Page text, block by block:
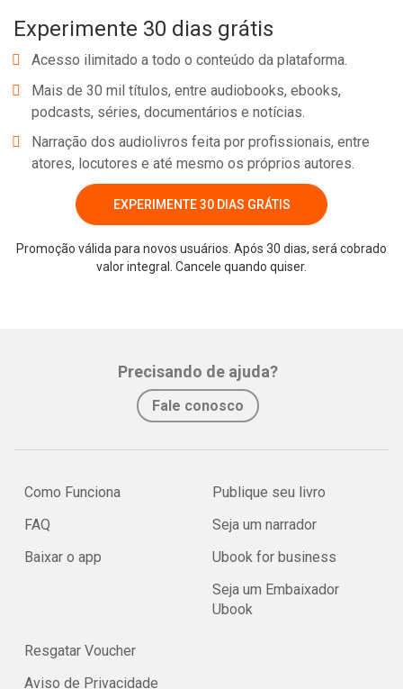
Experimente 30 dias grátis
Acesso ilimitado a todo o conteúdo da plataforma.
Mais de 30 mil títulos, entre audiobooks, ebooks,
podcasts, séries, documentários e notícias.
Narração dos audiolivros feita por profissionais, entre
atores, locutores e até mesmo os próprios autores.
EXPERIMENTE 30 DIAS GRÁTIS
Promoção válida para novos usuários. Após 30 dias, será cobrado
valor integral. Cancele quando quiser.
Precisando de ajuda?
Fale conosco
Como Funciona
FAQ
Baixar o app
Publique seu livro
Seja um narrador
Ubook for business
Seja um Embaixador
Ubook
Resgatar Voucher
Aviso de Privacidade